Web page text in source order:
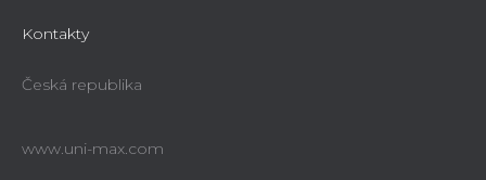
Kontakty
Česká republika
www.uni-max.com